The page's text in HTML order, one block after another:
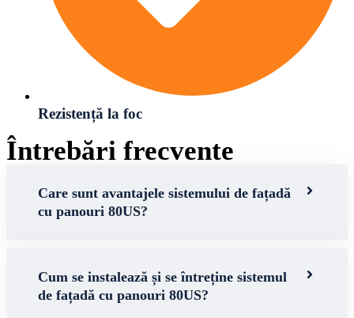
Rezistență la foc
Întrebări frecvente
Care sunt avantajele sistemului de fațadă
cu panouri 80US?
Cum se instalează și se întreține sistemul
de fațadă cu panouri 80US?